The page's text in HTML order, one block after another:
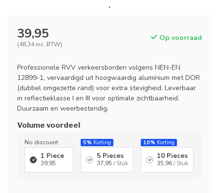
39,95
(48,34 inc. BTW)
Op voorraad
Professionele RVV verkeersborden volgens NEN-EN
12899-1, vervaardigd uit hoogwaardig aluminium met DOR
(dubbel omgezette rand) voor extra stevigheid. Leverbaar
in reflectieklasse I en III voor optimale zichtbaarheid.
Duurzaam en weerbestendig.
Volume voordeel
No discount
1 Piece
39,95
5% Korting
5 Pieces
37,95 / Stuk
10% Korting
10 Pieces
35,96/ Stuk